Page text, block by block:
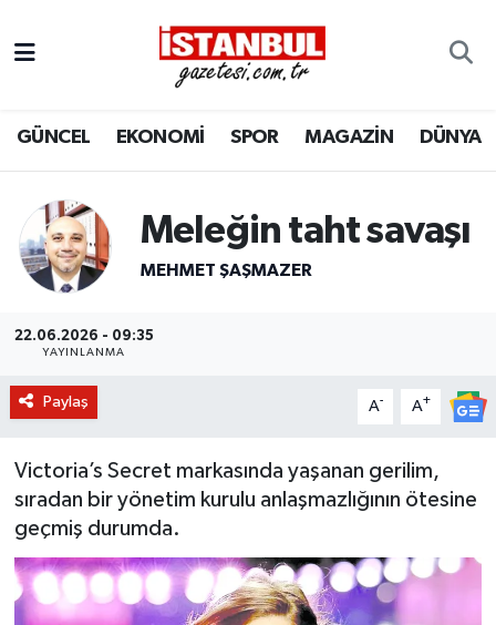
GÜNCEL EKONOMİ SPOR MAGAZİN DÜNYA
Meleğin taht savaşı
MEHMET ŞAŞMAZER
22.06.2026 - 09:35
YAYINLANMA
Paylaş A- A+
Victoria’s Secret markasında yaşanan gerilim,
sıradan bir yönetim kurulu anlaşmazlığının ötesine
geçmiş durumda.
EKONOMİ
İSTANBUL
DÜNYA
KÜLTÜR SANAT
SAĞLIK
BİLİM VE TEKNOLOJİ
OTOMOBİL
Nöbetçi Eczaneler
Hava Durumu
Trafik Durumu
Süper Lig Puan Durumu ve Fikstür
Haber Arşivi